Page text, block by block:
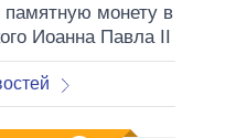
монету в
Иоанна Павла II